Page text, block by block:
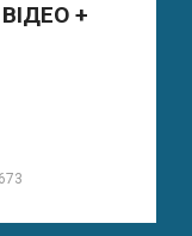
ВІДЕО +